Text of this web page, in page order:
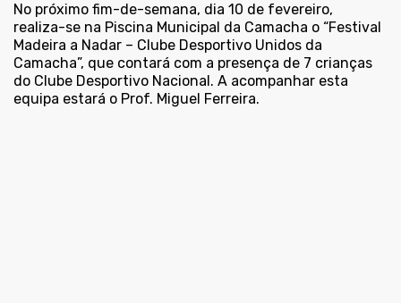
No próximo fim-de-semana, dia 10 de fevereiro,
realiza-se na Piscina Municipal da Camacha o “Festival
Madeira a Nadar – Clube Desportivo Unidos da
Camacha”, que contará com a presença de 7 crianças
do Clube Desportivo Nacional. A acompanhar esta
equipa estará o Prof. Miguel Ferreira.